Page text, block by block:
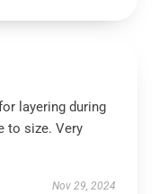
layering during
to size. Very
Nov 29, 2024